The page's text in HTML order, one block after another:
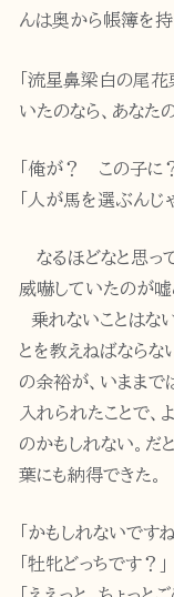
んは奥から帳簿を持
「流星鼻梁白の尾花
いたのなら、あなた
「俺が？ この子に？
「人が馬を選ぶんじ
なるほどなと思っ
威嚇していたのが嘘
乗れないことはな
とを教えねばならな
の余裕が、いままで
入れられたことで、
のかもしれない。だ
葉にも納得できた。
「かもしれないですね
「牡牝どっちです？」